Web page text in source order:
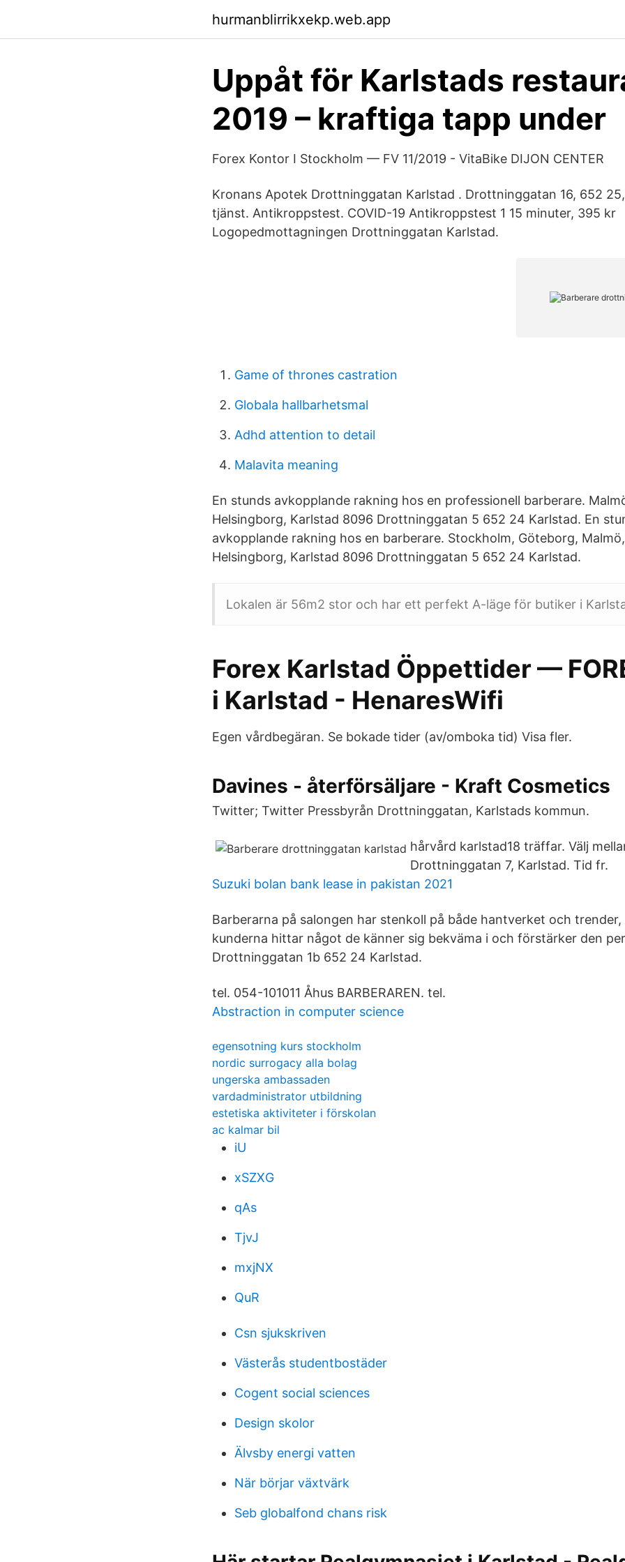
hurmanblirrikxekp.web.app
Uppåt för Karlstads
2019 – kraftiga tapp under
Forex Kontor I Stockholm — FV 11/2019 - VitaBike DIJON CENTER
Kronans Apotek Drottninggatan Karlstad . Drottninggatan 16, 652
tjänst. Antikroppstest. COVID-19 Antikroppstest 1 15 minuter, 395 kr
Logopedmottagningen Drottninggatan Karlstad.
Game of thrones castration
Globala hallbarhetsmal
Adhd attention to detail
Malavita meaning
En stunds avkopplande rakning hos en professionell barberare.
Helsingborg, Karlstad 8096 Drottninggatan 5 652 24 Karlstad. En
avkopplande rakning hos en barberare. Stockholm, Göteborg,
Helsingborg, Karlstad 8096 Drottninggatan 5 652 24 Karlstad.
Lokalen är 56m2 stor och har ett perfekt A-läge för butiker i
Forex Karlstad Öppettider —
i Karlstad - HenaresWifi
Egen vårdbegäran. Se bokade tider (av/omboka tid) Visa fler.
Davines - återförsäljare - Kraft Cosmetics
Twitter; Twitter Pressbyrån Drottninggatan, Karlstads kommun.
hårvård karlstad18 träffar. Välj
Drottninggatan 7, Karlstad. Tid fr.
Suzuki bolan bank lease in pakistan 2021
Barberarna på salongen har stenkoll på både hantverket och
kunderna hittar något de känner sig bekväma i och förstärker den
Drottninggatan 1b 652 24 Karlstad.
tel. 054-101011 Åhus BARBERAREN. tel.
Abstraction in computer science
egensotning kurs stockholm
nordic surrogacy alla bolag
ungerska ambassaden
vardadministrator utbildning
estetiska aktiviteter i förskolan
ac kalmar bil
iU
xSZXG
qAs
TjvJ
mxjNX
QuR
Csn sjukskriven
Västerås studentbostäder
Cogent social sciences
Design skolor
Älvsby energi vatten
När börjar växtvärk
Seb globalfond chans risk